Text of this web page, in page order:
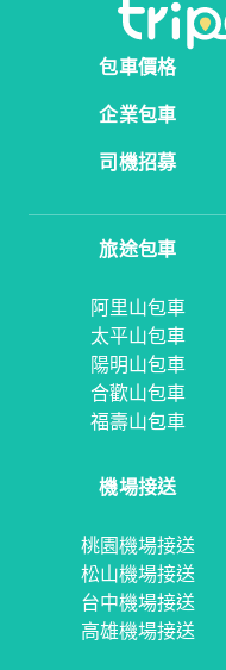
包車價格
企業包車
司機招募
旅途包車
阿里山包車
太平山包車
陽明山包車
合歡山包車
福壽山包車
機場接送
桃園機場接送
松山機場接送
台中機場接送
高雄機場接送